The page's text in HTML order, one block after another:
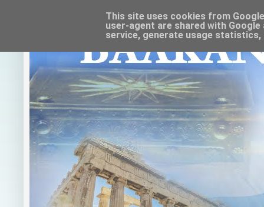
This site uses cookies from
user-agent are shared with
service, generate usage statistics,